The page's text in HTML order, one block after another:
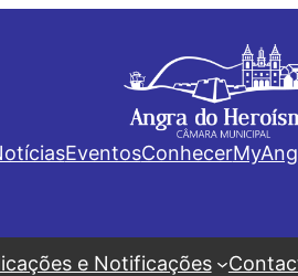
EventosConhecer
e Notificações